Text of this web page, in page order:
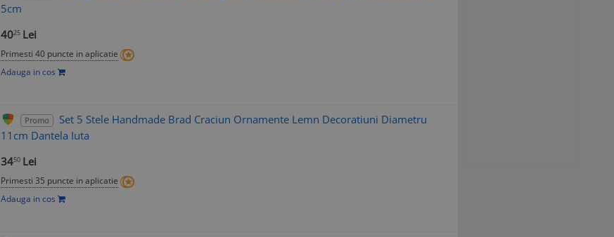
5cm
4025 Lei
Primesti 40 puncte in aplicatie
Adauga in cos
Promo
Set 5 Stele Handmade Brad Craciun Ornamente Lemn Decoratiuni Diametru
11cm Dantela Iuta
3450 Lei
Primesti 35 puncte in aplicatie
Adauga in cos